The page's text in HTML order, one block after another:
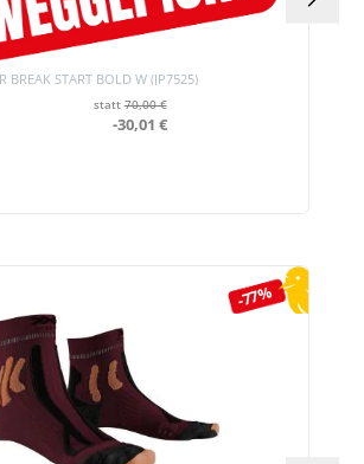
BREAK START BOLD W (JP7525)
statt70,00 €
-30,01 €
-77%